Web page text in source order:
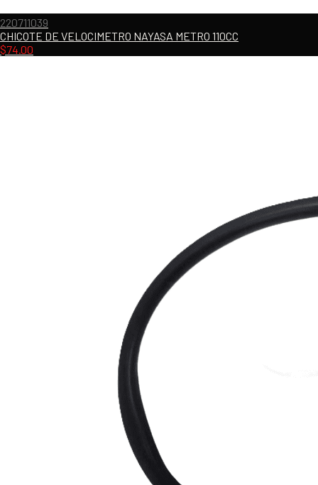
220711039
CHICOTE DE VELOCIMETRO NAYASA METRO 110CC
$74.00